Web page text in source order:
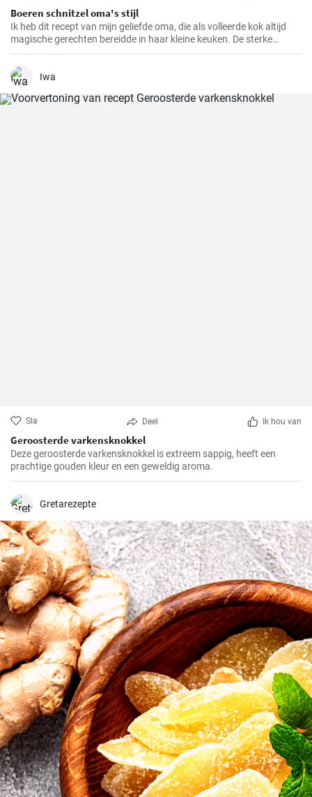
Boeren schnitzel oma's stijl
Ik heb dit recept van mijn geliefde oma, die als volleerde kok altijd
magische gerechten bereidde in haar kleine keuken. De sterke
smaken en knapperige paneerlaag van de BauernSchnitzel maken
dit gerecht tot mijn absolute favoriet. En het beste eraan is dat het
zo makkelijk te bereiden is dat het ook in jouw keuken een compleet
Iwa
Sla Deel Ik hou van
Geroosterde varkensknokkel
Deze geroosterde varkensknokkel is extreem sappig, heeft een
prachtige gouden kleur en een geweldig aroma.
Gretarezepte